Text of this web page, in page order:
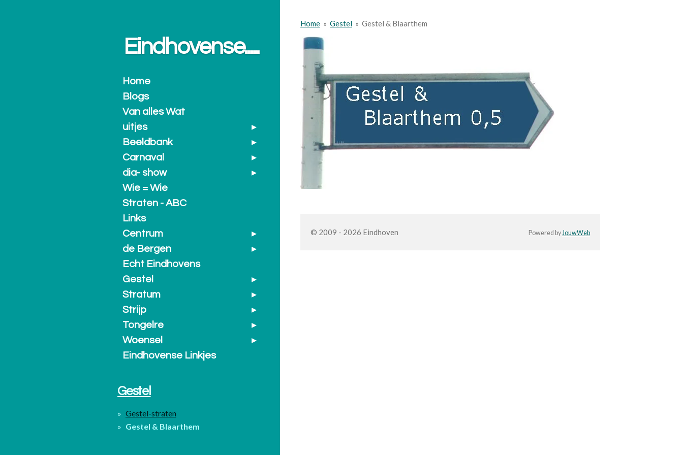
Home » Gestel » Gestel & Blaarthem
© 2009 - 2026 Eindhoven Powered byJouwWeb
Eindhovense.....
Home
Blogs
Van alles Wat
uitjes
Beeldbank
Carnaval
dia- show
Wie = Wie
Straten - ABC
Links
Centrum
de Bergen
Echt Eindhovens
Gestel
Stratum
Strijp
Tongelre
Woensel
Eindhovense Linkjes
Gestel
Gestel-straten
Gestel & Blaarthem